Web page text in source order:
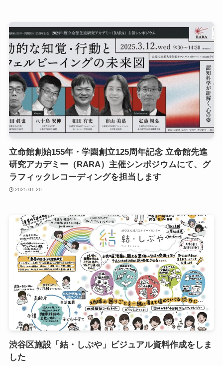
立命館創始155年・学園創立125周年記念 立命館先進
研究アカデミー（RARA）主催シンポジウムにて、グ
ラフィックレコーディングを担当します
2025.01.20
渋谷区施設「結・しぶや」ビジュアル資料作成をしま
した